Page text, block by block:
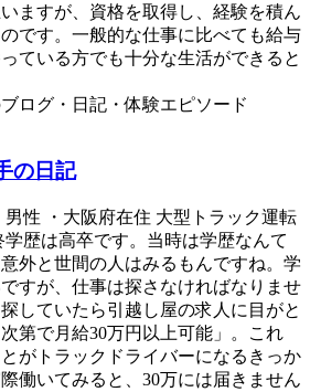
ますが、資格を取得し、経験を積ん
です。一般的な仕事に比べても給与
ている方でも十分な生活ができると
ログ・日記・体験エピソード
の日記
性 ・大阪府在住 大型トラック運転
歴は高卒です。当時は学歴なんて
外と世間の人はみるもんですね。学
すが、仕事は探さなければなりませ
していたら引越し屋の求人に目がと
第で月給30万円以上可能」。これ
がトラックドライバーになるきっか
働いてみると、30万には届きません